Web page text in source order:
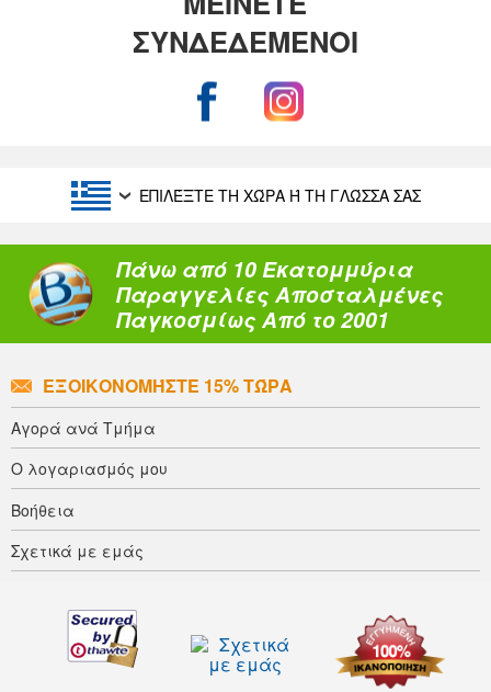
ΣΥΝΔΕΔΕΜΕΝΟΙ
ΕΠΙΛΈΞΤΕ ΤΗ ΧΏΡΑ Ή ΤΗ ΓΛΏΣΣΑ ΣΑΣ
Πάνω από 10 Εκατομμύρια
Παραγγελίες Αποσταλμένες
Παγκοσμίως Από το 2001
ΕΞΟΙΚΟΝΟΜΉΣΤΕ 15% ΤΏΡΑ
Αγορά ανά Τμήμα
Ο λογαριασμός μου
Βοήθεια
Σχετικά με εμάς